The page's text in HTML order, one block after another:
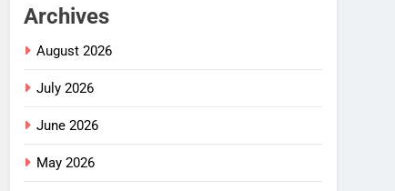
Archives
August 2026
July 2026
June 2026
May 2026